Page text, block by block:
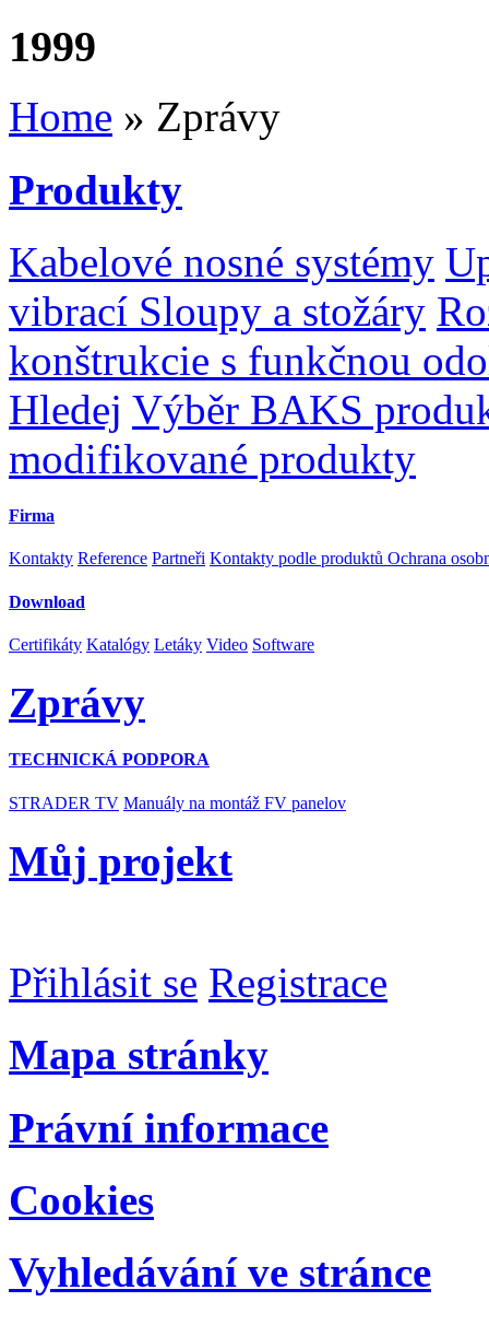
1999
Home » Zprávy
Produkty
Kabelové nosné systémy
vibrací Sloupy a stožáry
konštrukcie s funkčnou
Hledej Výběr BAKS
modifikované produkty
Firma
Kontakty Reference Partneři Kontakty podle produktů Ochrana
Download
Certifikáty Katalógy Letáky Video Software
Zprávy
TECHNICKÁ PODPORA
STRADER TV Manuály na montáž FV panelov
Můj projekt
Přihlásit se Registrace
Mapa stránky
Právní informace
Cookies
Vyhledávání ve stránce